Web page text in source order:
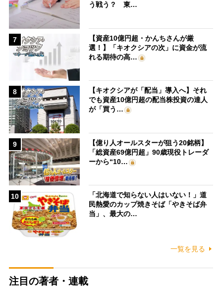
う戦う？ 東…
7
【資産10億円超・かんちさんが厳
選！】「キオクシアの次」に資金が流
れる期待の高…
8
【キオクシアが「配当」導入へ】それ
でも資産10億円超の配当株投資の達人
が「買う…
9
【億り人オールスターが狙う20銘柄】
「総資産69億円超」90歳現役トレーダ
ーから“10…
10
「北海道で知らない人はいない！」道
民熱愛のカップ焼きそば「やきそば弁
当」、最大の…
一覧を見る
注目の著者・連載